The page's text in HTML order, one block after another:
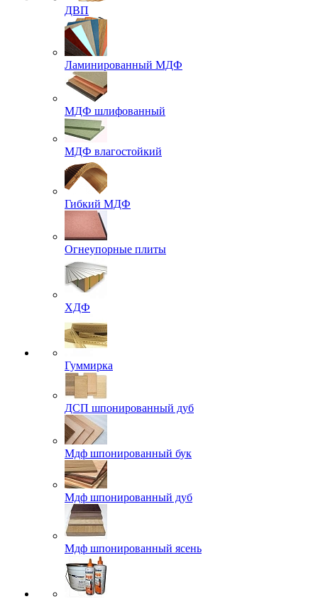
ДВП
Ламинированный МДФ
МДФ шлифованный
МДФ влагостойкий
Гибкий МДФ
Огнеупорные плиты
ХДФ
Гуммирка
ДСП шпонированный дуб
Мдф шпонированный бук
Мдф шпонированный дуб
Мдф шпонированный ясень